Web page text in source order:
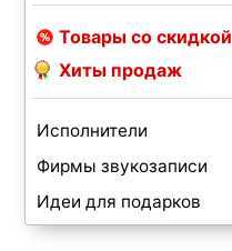
Товары со скидкой
Хиты продаж
Исполнители
Фирмы звукозаписи
Идеи для подарков